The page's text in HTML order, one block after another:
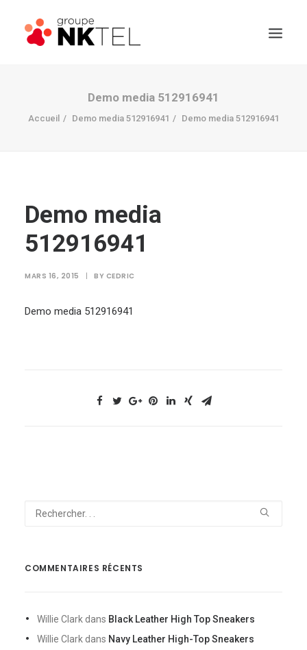
Demo media 512916941
Accueil Demo media 512916941 Demo media 512916941
Demo media
512916941
MARS 16, 2015 | BY CEDRIC
Demo media 512916941
COMMENTAIRES RÉCENTS
Willie Clark dans Black Leather High Top Sneakers
Willie Clark dans Navy Leather High-Top Sneakers